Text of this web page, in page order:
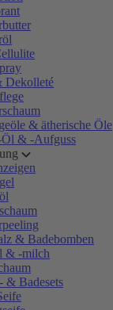
Dekolleté
& ätherische Öle
Öl & -Aufguss
& Badebomben
& -milch
& Badesets